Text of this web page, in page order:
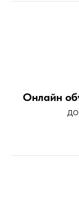
Онлайн